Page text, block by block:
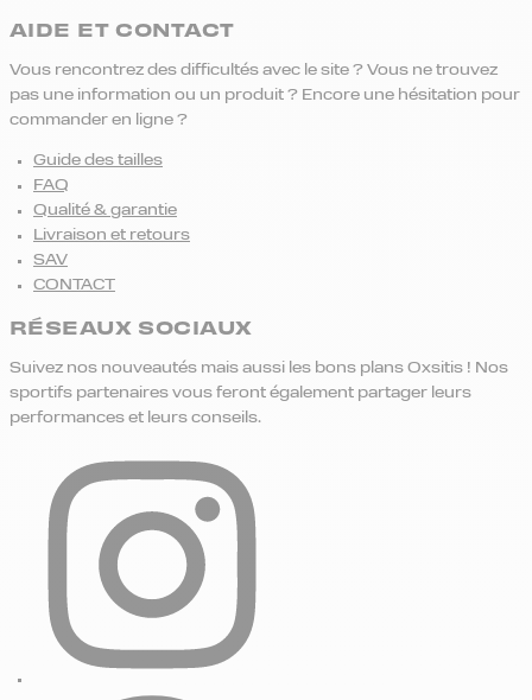
AIDE ET CONTACT
Vous rencontrez des difficultés avec le site ? Vous ne trouvez
pas une information ou un produit ? Encore une hésitation pour
commander en ligne ?
Guide des tailles
FAQ
Qualité & garantie
Livraison et retours
SAV
CONTACT
RÉSEAUX SOCIAUX
Suivez nos nouveautés mais aussi les bons plans Oxsitis ! Nos
sportifs partenaires vous feront également partager leurs
performances et leurs conseils.